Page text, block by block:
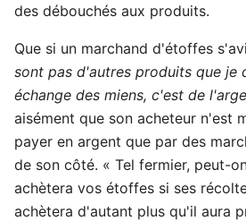
des débouchés aux produits.
Que si un marchand d'étoffes
sont pas d'autres produits que je
échange des miens, c'est de
aisément que son acheteur n'est
payer en argent que par des
de son côté. « Tel fermier, peut-
achètera vos étoffes si ses
achètera d'autant plus qu'il aura